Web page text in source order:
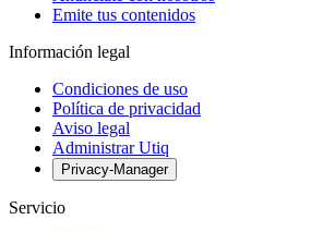
Emite tus contenidos
Información legal
Condiciones de uso
Política de privacidad
Aviso legal
Administrar Utiq
Privacy-Manager
Servicio